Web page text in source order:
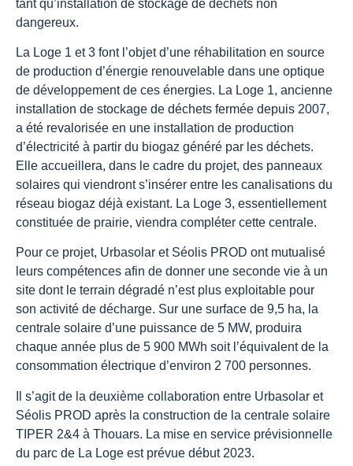
tant qu’installation de stockage de déchets non
dangereux.
La Loge 1 et 3 font l’objet d’une réhabilitation en source
de production d’énergie renouvelable dans une optique
de développement de ces énergies. La Loge 1, ancienne
installation de stockage de déchets fermée depuis 2007,
a été revalorisée en une installation de production
d’électricité à partir du biogaz généré par les déchets.
Elle accueillera, dans le cadre du projet, des panneaux
solaires qui viendront s’insérer entre les canalisations du
réseau biogaz déjà existant. La Loge 3, essentiellement
constituée de prairie, viendra compléter cette centrale.
Pour ce projet, Urbasolar et Séolis PROD ont mutualisé
leurs compétences afin de donner une seconde vie à un
site dont le terrain dégradé n’est plus exploitable pour
son activité de décharge. Sur une surface de 9,5 ha, la
centrale solaire d’une puissance de 5 MW, produira
chaque année plus de 5 900 MWh soit l’équivalent de la
consommation électrique d’environ 2 700 personnes.
Il s’agit de la deuxième collaboration entre Urbasolar et
Séolis PROD après la construction de la centrale solaire
TIPER 2&4 à Thouars. La mise en service prévisionnelle
du parc de La Loge est prévue début 2023.